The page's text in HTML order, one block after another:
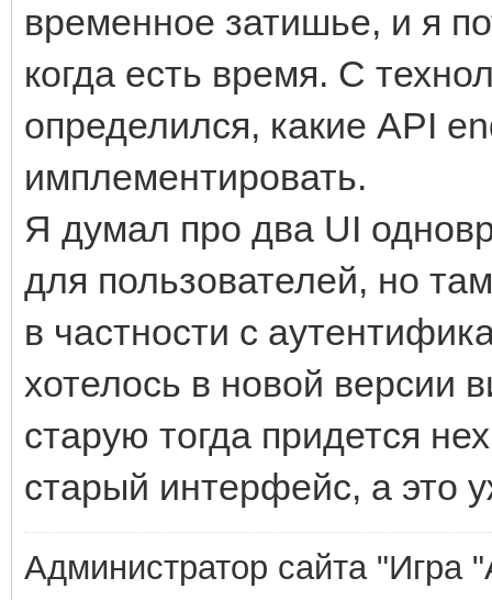
временное затишье, и я
когда есть время. С
определился, какие API
имплементировать.
Я думал про два UI
для пользователей, но
в частности с
хотелось в новой версии
старую тогда придется
старый интерфейс, а это
Администратор сайта "Игра